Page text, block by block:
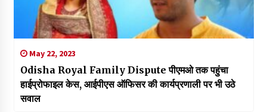
May 22, 2023
Odisha Royal Family Dispute पीएमओ तक पहुंचा
हाईप्रोफाइल केस, आईपीएस ऑफिसर की कार्यप्रणाली पर भी उठे
सवाल